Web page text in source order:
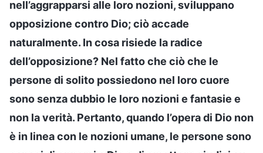
nell’aggrapparsi alle loro nozioni, sviluppano
opposizione contro Dio; ciò accade
naturalmente. In cosa risiede la radice
dell’opposizione? Nel fatto che ciò che le
persone di solito possiedono nel loro cuore
sono senza dubbio le loro nozioni e fantasie e
non la verità. Pertanto, quando l’opera di Dio non
è in linea con le nozioni umane, le persone sono